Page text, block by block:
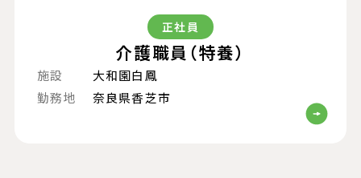
正社員
介護職員（特養）
施設
大和園白鳳
勤務地
奈良県香芝市